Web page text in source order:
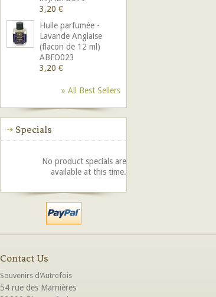
3,20 €
Huile parfumée -
Lavande Anglaise
(flacon de 12 ml)
ABFO023
3,20 €
» All Best Sellers
Specials
No product specials are
available at this time.
Contact Us
Souvenirs d'Autrefois
54 rue des Marnières